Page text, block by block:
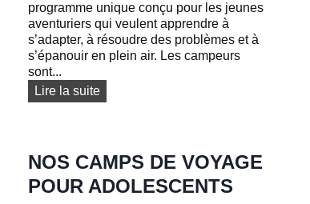
U
E
S
C
M
P
D
O
programme unique conçu pour les jeunes
aventuriers qui veulent apprendre à
s’adapter, à résoudre des problèmes et à
s’épanouir en plein air. Les campeurs
sont...
Lire la suiteC
A
D
’
É
NOS CAMPS DE VOYAGE
POUR ADOLESCENTS